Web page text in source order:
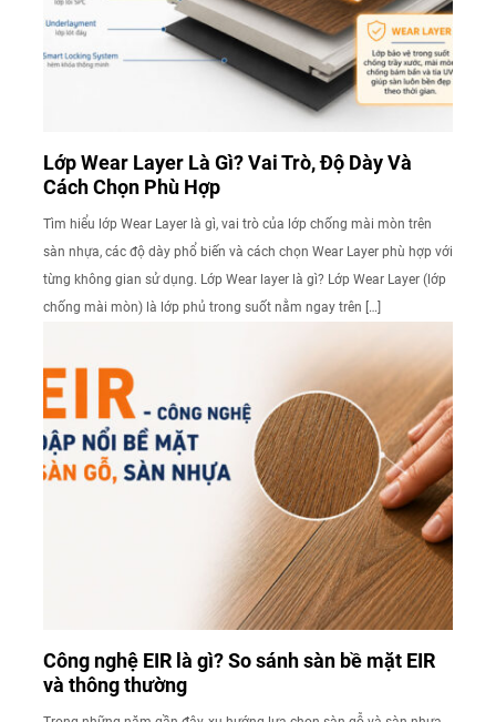
Lớp Wear Layer Là Gì? Vai Trò, Độ Dày Và
Cách Chọn Phù Hợp
Tìm hiểu lớp Wear Layer là gì, vai trò của lớp chống mài mòn trên
sàn nhựa, các độ dày phổ biến và cách chọn Wear Layer phù hợp với
từng không gian sử dụng. Lớp Wear layer là gì? Lớp Wear Layer (lớp
chống mài mòn) là lớp phủ trong suốt nằm ngay trên […]
Công nghệ EIR là gì? So sánh sàn bề mặt EIR
và thông thường